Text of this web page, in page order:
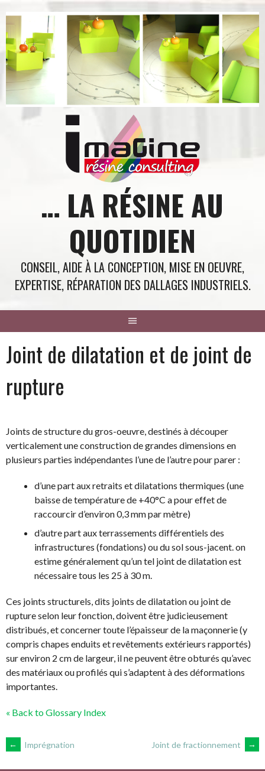
contenu
… LA RÉSINE AU
QUOTIDIEN
CONSEIL, AIDE À LA CONCEPTION, MISE EN OEUVRE,
EXPERTISE, RÉPARATION DES DALLAGES INDUSTRIELS.
Joint de dilatation et de joint de
rupture
Joints de structure du gros-oeuvre, destinés à découper
verticalement une construction de grandes dimensions en
plusieurs parties indépendantes l’une de l’autre pour parer :
d’une part aux retraits et dilatations thermiques (une
baisse de température de +40°C a pour effet de
raccourcir d’environ 0,3 mm par mètre)
d’autre part aux terrassements différentiels des
infrastructures (fondations) ou du sol sous-jacent. on
estime généralement qu’un tel joint de dilatation est
nécessaire tous les 25 à 30 m.
Ces joints structurels, dits joints de dilatation ou joint de
rupture selon leur fonction, doivent être judicieusement
distribués, et concerner toute l’épaisseur de la maçonnerie (y
compris chapes enduits et revêtements extérieurs rapportés)
sur environ 2 cm de largeur, il ne peuvent être obturés qu’avec
des matériaux ou profilés qui s’adaptent à des déformations
importantes.
« Back to Glossary Index
NAVIGATION
← Imprégnation Joint de fractionnement →